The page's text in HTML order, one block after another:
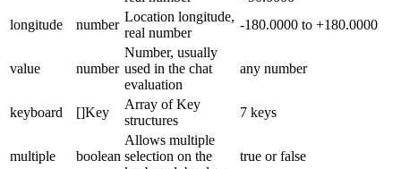
longitude
number
Location longitude,
real number
-180.0000 to +180.0000
value number
Number, usually
used in the chat
evaluation
any number
keyboard []Key
Array of Key
structures
7 keys
multiple boolean
Allows multiple
selection on the
true or false